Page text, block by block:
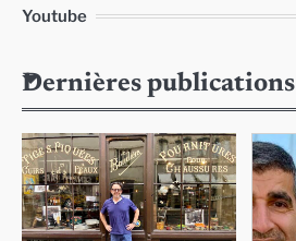
Youtube
Dernières publications